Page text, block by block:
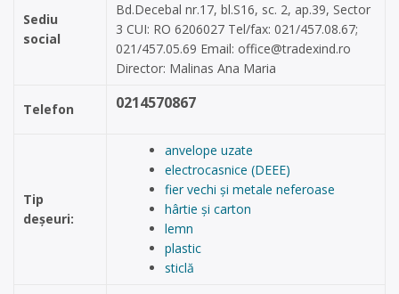
Sediu
social
Bd.Decebal nr.17, bl.S16, sc. 2, ap.39, Sector
3 CUI: RO 6206027 Tel/fax: 021/457.08.67;
021/457.05.69 Email: office@tradexind.ro
Director: Malinas Ana Maria
Telefon 0214570867
Tip
deșeuri:
anvelope uzate
electrocasnice (DEEE)
fier vechi și metale neferoase
hârtie și carton
lemn
plastic
sticlă